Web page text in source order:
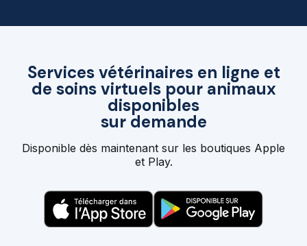
Services vétérinaires en ligne et
de soins virtuels pour animaux
disponibles
sur demande
Disponible dès maintenant sur les boutiques Apple
et Play.